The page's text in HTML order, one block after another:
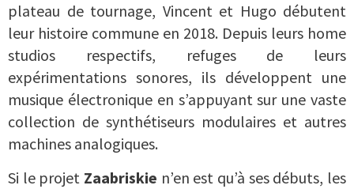
plateau de tournage, Vincent et Hugo débutent
leur histoire commune en 2018. Depuis leurs home
studios respectifs, refuges de leurs
expérimentations sonores, ils développent une
musique électronique en s’appuyant sur une vaste
collection de synthétiseurs modulaires et autres
machines analogiques.
Si le projet Zaabriskie n’en est qu’à ses débuts, les